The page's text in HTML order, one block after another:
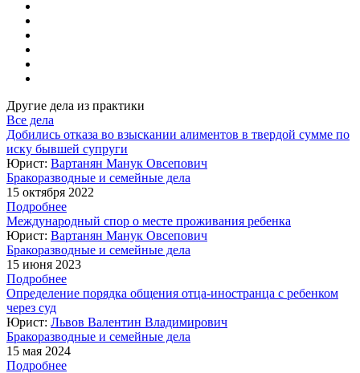
Другие дела из практики
Все дела
Добились отказа во взыскании алиментов в твердой сумме по
иску бывшей супруги
Юрист: Вартанян Манук Овсепович
Бракоразводные и семейные дела
15 октября 2022
Подробнее
Международный спор о месте проживания ребенка
Юрист: Вартанян Манук Овсепович
Бракоразводные и семейные дела
15 июня 2023
Подробнее
Определение порядка общения отца-иностранца с ребенком
через суд
Юрист: Львов Валентин Владимирович
Бракоразводные и семейные дела
15 мая 2024
Подробнее